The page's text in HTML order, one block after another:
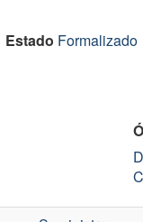
Estado Formalizado